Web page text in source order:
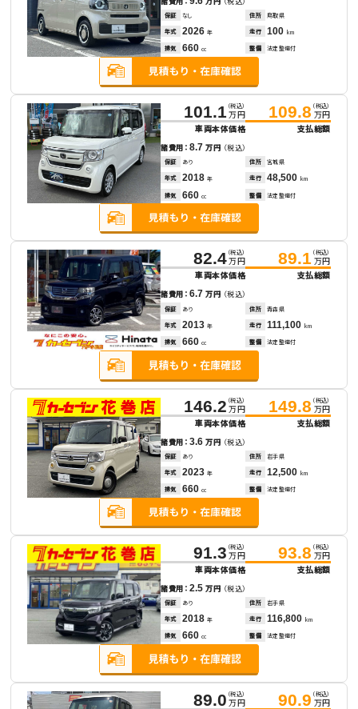
保証 なし 住所 鳥取県
年式 2026 年 走行 100 km
排気 660 cc 整備 法定整備付
101.1 （税込）
万円
車両本体価格
109.8 （税込）
万円
支払総額
諸費用：8.7万円 （税込）
保証 あり 住所 宮城県
年式 2018 年 走行 48,500 km
排気 660 cc 整備 法定整備付
82.4 （税込）
万円
車両本体価格
89.1 （税込）
万円
支払総額
諸費用：6.7万円 （税込）
保証 あり 住所 青森県
年式 2013 年 走行 111,100 km
排気 660 cc 整備 法定整備付
146.2 （税込）
万円
車両本体価格
149.8 （税込）
万円
支払総額
諸費用：3.6万円 （税込）
保証 あり 住所 岩手県
年式 2023 年 走行 12,500 km
排気 660 cc 整備 法定整備付
91.3 （税込）
万円
車両本体価格
93.8 （税込）
万円
支払総額
諸費用：2.5万円 （税込）
保証 あり 住所 岩手県
年式 2018 年 走行 116,800 km
排気 660 cc 整備 法定整備付
89.0 （税込）
万円
90.9 （税込）
万円